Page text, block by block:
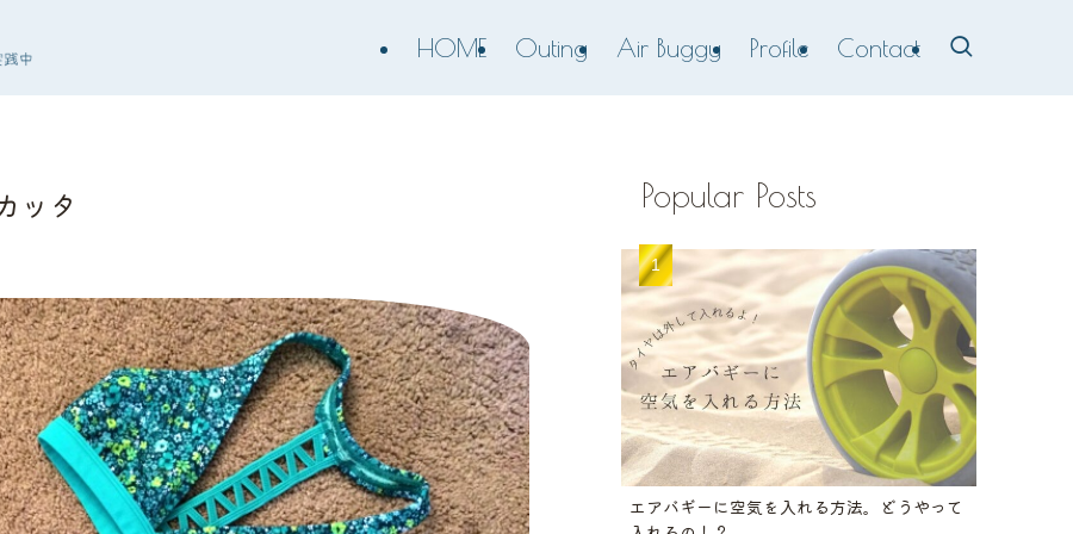
HOME Outing Air Buggy Profile Contact
ッタ Popular Posts
エアバギーに空気を入れる方法。どうやって